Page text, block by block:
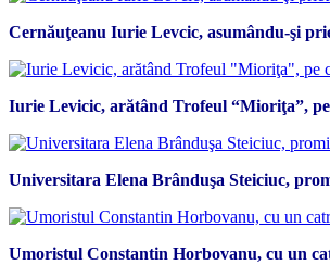
Cernăuţeanu Iurie Levcic, asumându-şi
Iurie Levicic, arătând Trofeul “Mioriţa”, pe
Universitara Elena Brânduşa Steiciuc,
Umoristul Constantin Horbovanu, cu un